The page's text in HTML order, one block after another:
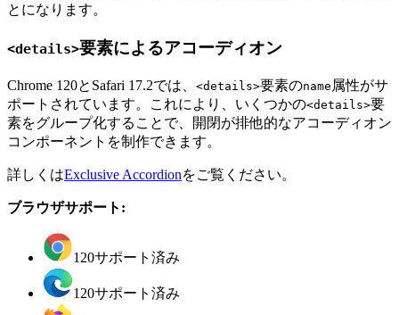
とになります。
<details>要素によるアコーディオン
Chrome 120とSafari 17.2では、 <details>要素のname 属性がサ
ポートされています。これにより、いくつかの<details>要
素をグループ化することで、開閉が排他的なアコーディオン
コンポーネントを制作できます。
詳しくはExclusive Accordionをご覧ください。
ブラウザサポート:
120サポート済み
120サポート済み